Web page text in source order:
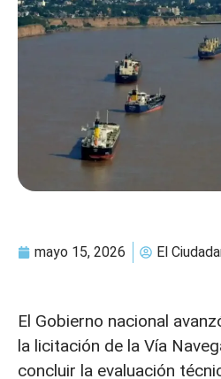
mayo 15, 2026 El
El Gobierno nacional
la licitación de la Vía
concluir la evaluación